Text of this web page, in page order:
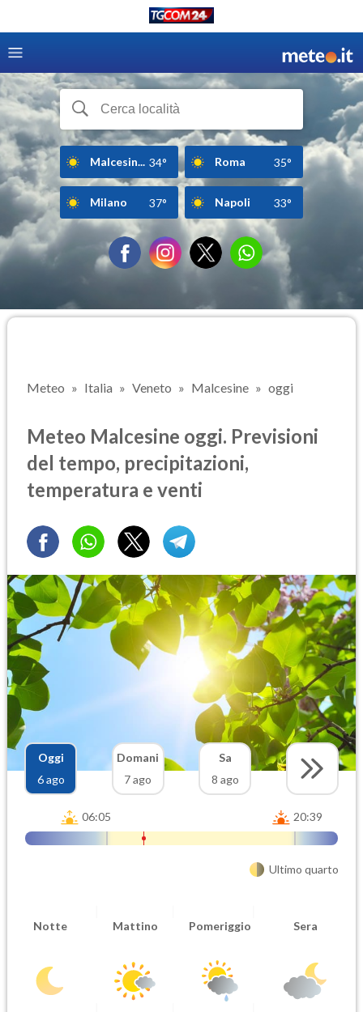
Malcesin... 34° Roma 35°
Milano 37° Napoli 33°
Meteo Italia Veneto Malcesine oggi
Meteo Malcesine oggi. Previsioni
del tempo, precipitazioni,
temperatura e venti
Oggi
6 ago
Domani
7 ago
Sa
8 ago
06:05 20:39
Ultimo quarto
Notte Mattino Pomeriggio Sera